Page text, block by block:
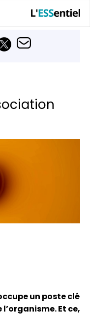
un poste clé
Et ce,